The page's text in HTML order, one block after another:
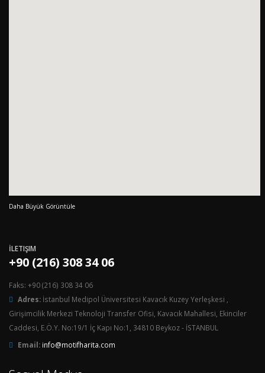
Daha Büyük Görüntüle
İLETIŞIM
+90 (216) 308 34 06
Faks: +90 (216) 308 34 06
Adres: İstanbul Medipol Üniversitesi Kavacık Kuzey Yerleşkesi ,
Girişimcilik Merkezi Teknoloji Transfer Ofisi, Kavacık Mahallesi, Ekinciler
Caddesi, E.Ö.Y. No:19/1 İç Kapı No:1, 34810 Beykoz - İSTANBUL
Email: info@motifharita.com